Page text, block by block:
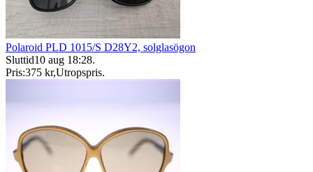
Polaroid PLD 1015/S D28Y2, solglasögon
Sluttid10 aug 18:28.
Pris:375 kr,Utropspris.